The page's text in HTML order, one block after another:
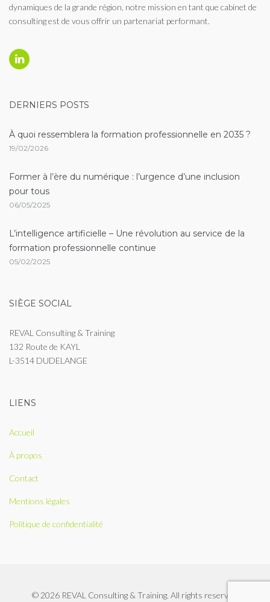
dynamiques de la grande région, notre mission en tant que cabinet de
consulting est de vous offrir un partenariat performant.
DERNIERS POSTS
À quoi ressemblera la formation professionnelle en 2035 ?
19/02/2026
Former à l’ère du numérique : l’urgence d’une inclusion
pour tous
06/05/2025
L’intelligence artificielle – Une révolution au service de la
formation professionnelle continue
05/02/2025
SIÈGE SOCIAL
REVAL Consulting & Training
132 Route de KAYL
L-3514 DUDELANGE
LIENS
Accueil
À propos
Contact
Mentions légales
Politique de confidentialité
© 2026 REVAL Consulting & Training. All rights reserved.